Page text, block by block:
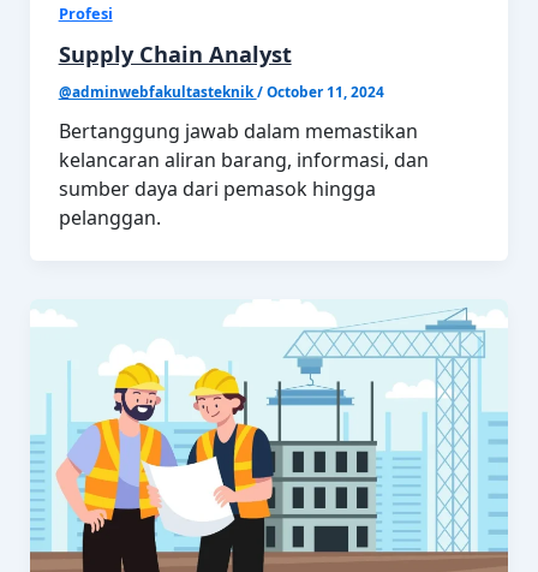
Profesi
Supply Chain Analyst
@adminwebfakultasteknik/October 11, 2024
Bertanggung jawab dalam memastikan
kelancaran aliran barang, informasi, dan
sumber daya dari pemasok hingga
pelanggan.